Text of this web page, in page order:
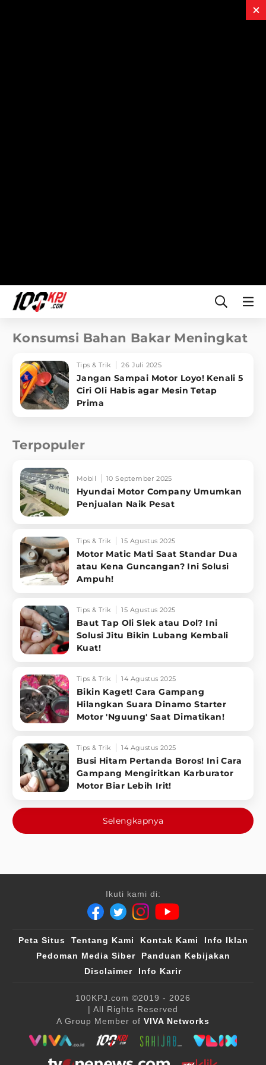
Konsumsi Bahan Bakar Meningkat
Tips & Trik 26 Juli 2025
Jangan Sampai Motor Loyo! Kenali 5
Ciri Oli Habis agar Mesin Tetap
Prima
Terpopuler
Mobil 10 September 2025
Hyundai Motor Company Umumkan
Penjualan Naik Pesat
Tips & Trik 15 Agustus 2025
Motor Matic Mati Saat Standar Dua
atau Kena Guncangan? Ini Solusi
Ampuh!
Tips & Trik 15 Agustus 2025
Baut Tap Oli Slek atau Dol? Ini
Solusi Jitu Bikin Lubang Kembali
Kuat!
Tips & Trik 14 Agustus 2025
Bikin Kaget! Cara Gampang
Hilangkan Suara Dinamo Starter
Motor 'Nguung' Saat Dimatikan!
Tips & Trik 14 Agustus 2025
Busi Hitam Pertanda Boros! Ini Cara
Gampang Mengiritkan Karburator
Motor Biar Lebih Irit!
Selengkapnya
Ikuti kami di:
Peta Situs Tentang Kami Kontak Kami
Info Iklan
Pedoman Media Siber
Panduan Kebijakan
Disclaimer
Info Karir
100KPJ.com ©2019 - 2026
| All Rights Reserved
A Group Member of VIVA Networks